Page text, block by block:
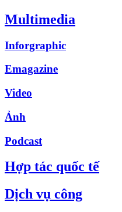
Multimedia
Inforgraphic
Emagazine
Video
Ảnh
Podcast
Hợp tác quốc tế
Dịch vụ công